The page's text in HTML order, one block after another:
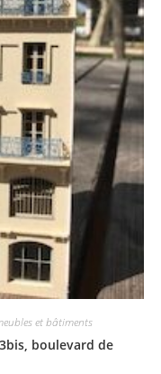
et bâtiments
boulevard de